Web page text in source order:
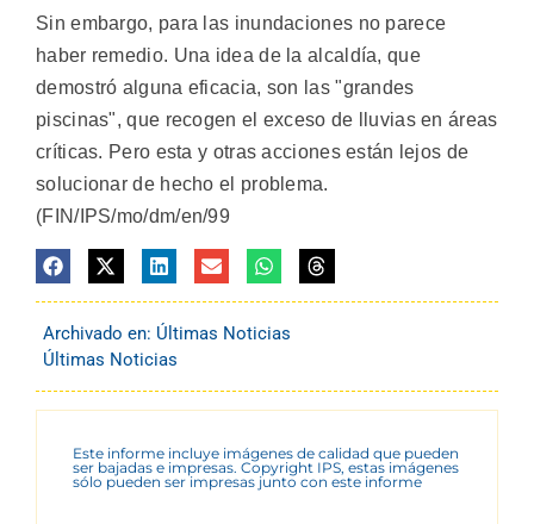
Sin embargo, para las inundaciones no parece
haber remedio. Una idea de la alcaldía, que
demostró alguna eficacia, son las "grandes
piscinas", que recogen el exceso de lluvias en áreas
críticas. Pero esta y otras acciones están lejos de
solucionar de hecho el problema.
(FIN/IPS/mo/dm/en/99
Archivado en: Últimas Noticias
Últimas Noticias
Este informe incluye imágenes de calidad que pueden
ser bajadas e impresas. Copyright IPS, estas imágenes
sólo pueden ser impresas junto con este informe